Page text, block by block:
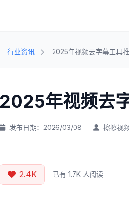
行业资讯 2025年视频去字幕工具
2025年视频去
发布日期：2026/03/08 擦擦视
2.4K 已有 1.7K 人阅读